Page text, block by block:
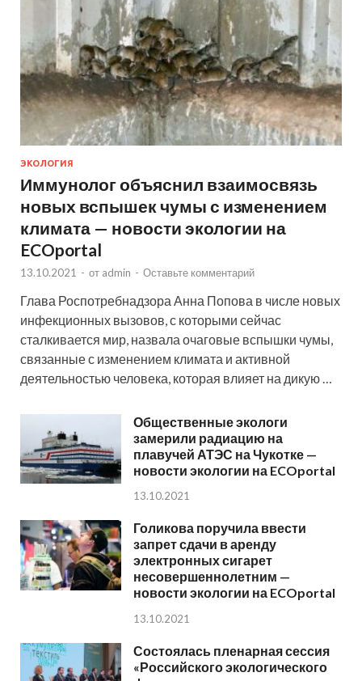
ЭКОЛОГИЯ
Иммунолог объяснил взаимосвязь
новых вспышек чумы с изменением
климата — новости экологии на
ECOportal
13.10.2021 - от admin - Оставьте комментарий
Глава Роспотребнадзора Анна Попова в числе новых
инфекционных вызовов, с которыми сейчас
сталкивается мир, назвала очаговые вспышки чумы,
связанные с изменением климата и активной
деятельностью человека, которая влияет на дикую …
Общественные экологи
замерили радиацию на
плавучей АТЭС на Чукотке —
новости экологии на ECOportal
13.10.2021
Голикова поручила ввести
запрет сдачи в аренду
электронных сигарет
несовершеннолетним —
новости экологии на ECOportal
13.10.2021
Состоялась пленарная сессия
«Российского экологического